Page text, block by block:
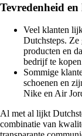
Tevredenheid
Veel klanten
Dutchsteps. Ze
producten en
bedrijf te
Sommige
schoenen en
Nike en Air
Al met al lijkt
combinatie van